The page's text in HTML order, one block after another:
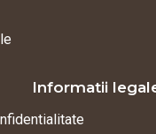
Informatii